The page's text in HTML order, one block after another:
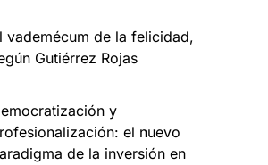
vademécum de la felicidad,
Gutiérrez Rojas
y
el nuevo
de la inversión en